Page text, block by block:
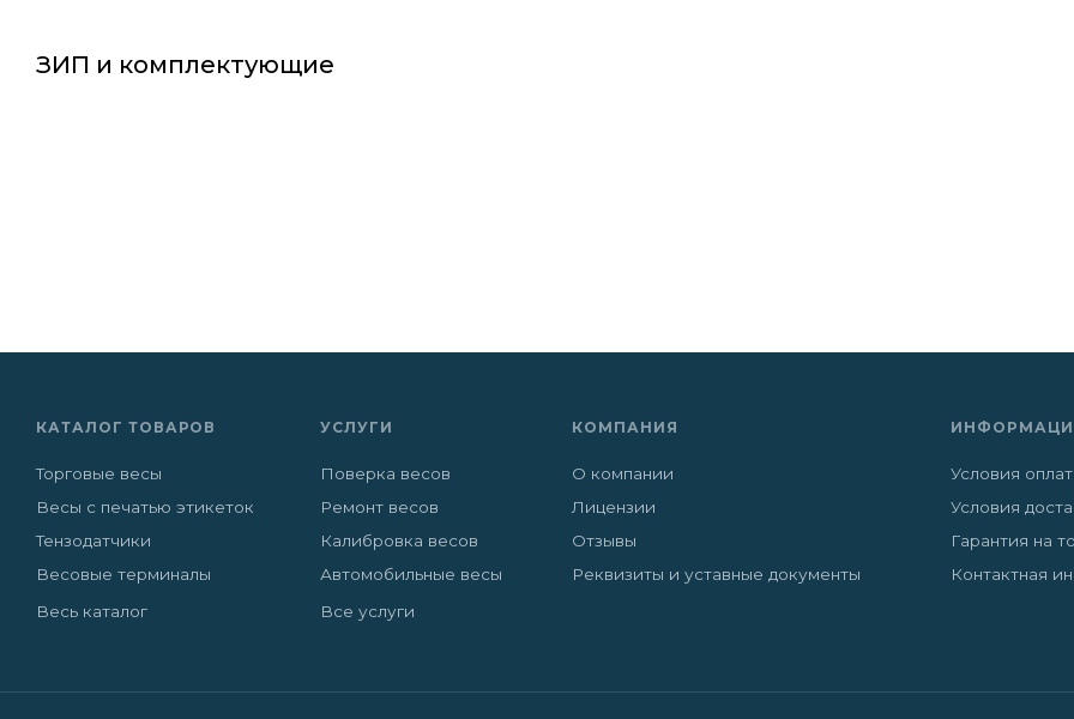
ЗИП и комплектующие
КАТАЛОГ ТОВАРОВ
Торговые весы
Весы с печатью этикеток
Тензодатчики
Весовые терминалы
Весь каталог
УСЛУГИ
Поверка весов
Ремонт весов
Калибровка весов
Автомобильные весы
Все услуги
КОМПАНИЯ
О компании
Лицензии
Отзывы
Реквизиты и уставные документы
Условия
Условия
Гарантия на
Контактная